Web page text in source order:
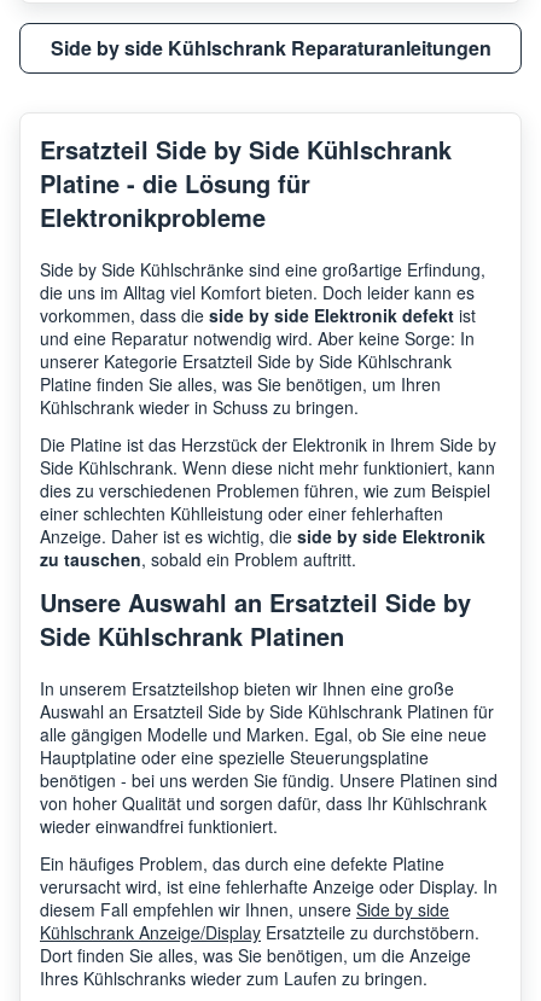
Side by side Kühlschrank Reparaturanleitungen
Ersatzteil Side by Side Kühlschrank
Platine - die Lösung für
Elektronikprobleme
Side by Side Kühlschränke sind eine großartige Erfindung,
die uns im Alltag viel Komfort bieten. Doch leider kann es
vorkommen, dass die side by side Elektronik defekt ist
und eine Reparatur notwendig wird. Aber keine Sorge: In
unserer Kategorie Ersatzteil Side by Side Kühlschrank
Platine finden Sie alles, was Sie benötigen, um Ihren
Kühlschrank wieder in Schuss zu bringen.
Die Platine ist das Herzstück der Elektronik in Ihrem Side by
Side Kühlschrank. Wenn diese nicht mehr funktioniert, kann
dies zu verschiedenen Problemen führen, wie zum Beispiel
einer schlechten Kühlleistung oder einer fehlerhaften
Anzeige. Daher ist es wichtig, die side by side Elektronik
zu tauschen, sobald ein Problem auftritt.
Unsere Auswahl an Ersatzteil Side by
Side Kühlschrank Platinen
In unserem Ersatzteilshop bieten wir Ihnen eine große
Auswahl an Ersatzteil Side by Side Kühlschrank Platinen für
alle gängigen Modelle und Marken. Egal, ob Sie eine neue
Hauptplatine oder eine spezielle Steuerungsplatine
benötigen - bei uns werden Sie fündig. Unsere Platinen sind
von hoher Qualität und sorgen dafür, dass Ihr Kühlschrank
wieder einwandfrei funktioniert.
Ein häufiges Problem, das durch eine defekte Platine
verursacht wird, ist eine fehlerhafte Anzeige oder Display. In
diesem Fall empfehlen wir Ihnen, unsere Side by side
Kühlschrank Anzeige/Display Ersatzteile zu durchstöbern.
Dort finden Sie alles, was Sie benötigen, um die Anzeige
Ihres Kühlschranks wieder zum Laufen zu bringen.